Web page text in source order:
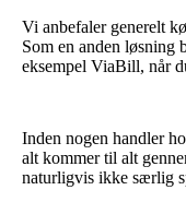
Vi anbefaler generelt
Som en anden løsning
eksempel ViaBill, når
Inden nogen handler
alt kommer til alt
naturligvis ikke særlig